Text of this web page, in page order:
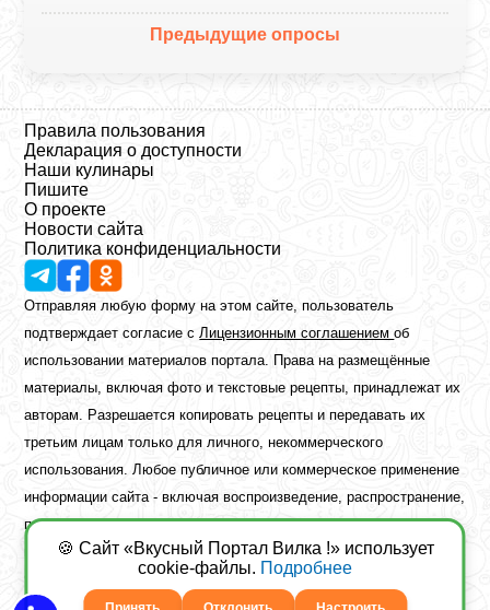
Предыдущие опросы
Правила пользования
Декларация о доступности
Наши кулинары
Пишите
О проекте
Новости сайта
Политика конфиденциальности
Отправляя любую форму на этом сайте, пользователь
подтверждает согласие сЛицензионным соглашениемоб
использовании материалов портала. Права на размещённые
материалы, включая фото и текстовые рецепты, принадлежат их
авторам. Разрешается копировать рецепты и передавать их
третьим лицам только для личного, некоммерческого
использования. Любое публичное или коммерческое применение
информации сайта - включая воспроизведение, распространение,
публикацию или обработку - возможно лишь при наличии
предварительного письменного разрешения правообладателя.
Copyright ©2026 Вкусный Портал Вилка
Сайт построенfreebrush.net
🍪 Сайт «Вкусный Портал Вилка !» использует
cookie-файлы. Подробнее